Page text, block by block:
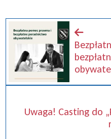
Uwaga! Casting do